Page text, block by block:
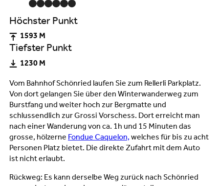
Vom Bahnhof Schönried laufen Sie zum Rellerli Parkplatz.
Von dort gelangen Sie über den Winterwanderweg zum
Burstfang und weiter hoch zur Bergmatte und
schlussendlich zur Grossi Vorschess. Dort erreicht man
nach einer Wanderung von ca. 1h und 15 Minuten das
grosse, hölzerne Fondue Caquelon, welches für bis zu acht
Personen Platz bietet. Die direkte Zufahrt mit dem Auto
ist nicht erlaubt.
Rückweg: Es kann derselbe Weg zurück nach Schönried
Höchster Punkt
1593 M
Tiefster Punkt
1230 M